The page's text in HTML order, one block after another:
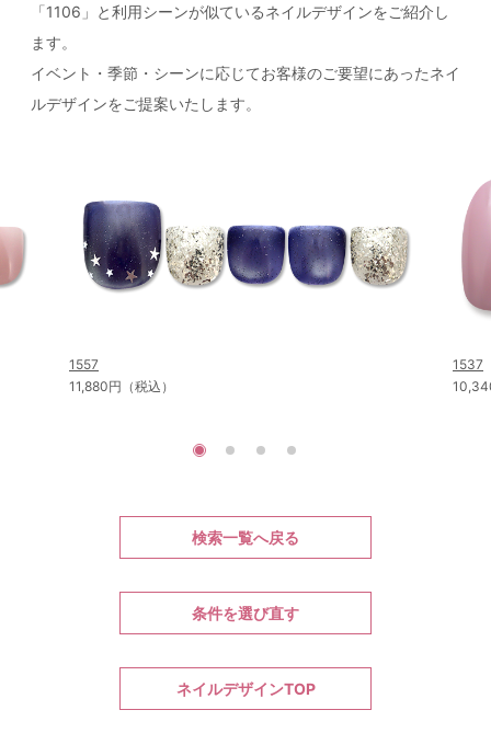
「1106」と利用シーンが似ているネイルデザインをご紹介し
ます。
イベント・季節・シーンに応じてお客様のご要望にあったネイ
ルデザインをご提案いたします。
1557
11,880円（税込）
1537
検索一覧へ戻る
条件を選び直す
ネイルデザインTOP